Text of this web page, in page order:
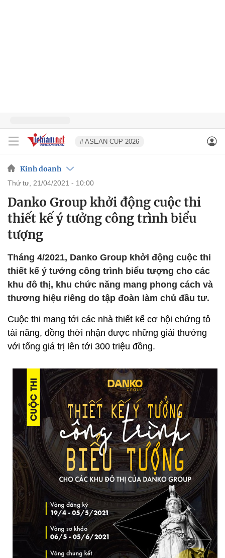
# ASEAN CUP 2026
Kinh doanh
thứ tư, 21/04/2021 - 10:00
Danko Group khởi động cuộc thi
thiết kế ý tưởng công trình biểu
tượng
Tháng 4/2021, Danko Group khởi động cuộc thi
thiết kế ý tưởng công trình biểu tượng cho các
khu đô thị, khu chức năng mang phong cách và
thương hiệu riêng do tập đoàn làm chủ đầu tư.
Cuộc thi mang tới các nhà thiết kế cơ hội chứng tỏ
tài năng, đồng thời nhận được những giải thưởng
với tổng giá trị lên tới 300 triệu đồng.